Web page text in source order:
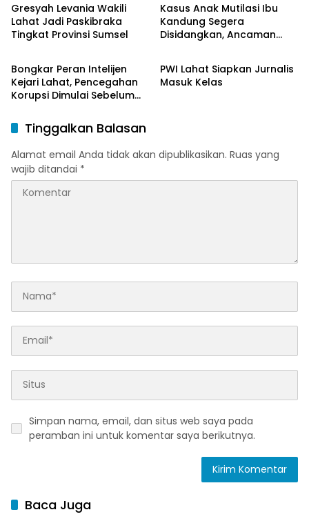
Gresyah Levania Wakili
Lahat Jadi Paskibraka
Tingkat Provinsi Sumsel
Kasus Anak Mutilasi Ibu
Kandung Segera
Disidangkan, Ancaman
Lahat
Bongkar Peran Intelijen
Kejari Lahat, Pencegahan
Korupsi Dimulai Sebelum
Lahat
PWI Lahat Siapkan Jurnalis
Masuk Kelas
Tinggalkan Balasan
Alamat email Anda tidak akan dipublikasikan. Ruas yang
wajib ditandai *
Simpan nama, email, dan situs web saya pada
peramban ini untuk komentar saya berikutnya.
Baca Juga